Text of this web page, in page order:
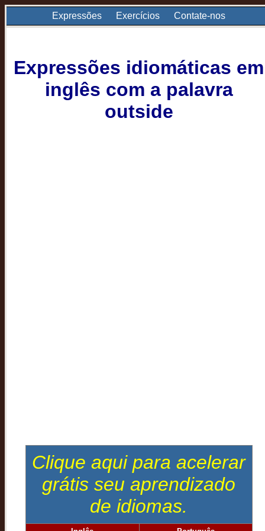
Expressões Exercícios Contate-nos
Expressões idiomáticas em
inglês com a palavra
outside
Clique aqui para acelerar
grátis seu aprendizado
de idiomas.